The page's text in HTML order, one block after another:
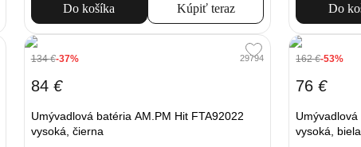
Do košíka Kúpiť teraz Do
134€-37% 29794
84 €
Umývadlová batéria AM.PM Hit FTA92022
vysoká, čierna
162€-53%
76€
vysoká, biela